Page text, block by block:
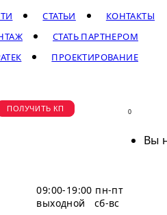
КОНТАКТЫ
СТАТЬИ
СТАТЬ ПАРТНЕРОМ
ПРОЕКТИРОВАНИЕ
09:00-19:00 пн-пт
выходной сб-вс
ПОЛУЧИТЬ КП 0
Вы